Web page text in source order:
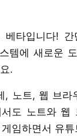
베타입니다!
템에 새로운
.
, 노트, 웹 브라
도 노트와 웹
임하면서 유